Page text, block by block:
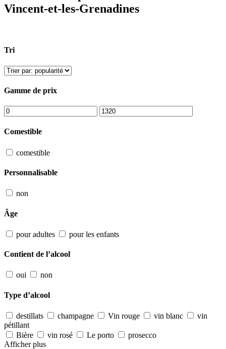
Vincent-et-les-Grenadines
Tri
Gamme de prix
Comestible
comestible
Personnalisable
non
Âge
pour adultes pour les enfants
Contient de l’alcool
oui non
Type d’alcool
destillats champagne Vin rouge vin blanc
vin
pétillant
Bière
vin rosé Le porto
prosecco
Afficher plus